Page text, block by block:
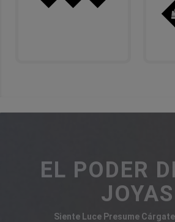
EL PODER
JOYAS
Siente Luce Presume